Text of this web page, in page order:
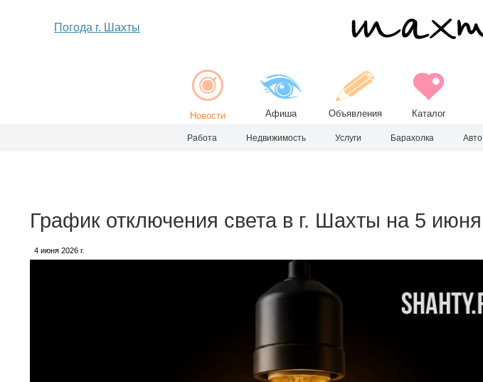
Погода г. Шахты
Новости Афиша Объявления Каталог
Работа Недвижимость Услуги Барахолка Авто
График отключения света в г. Шахты на 5 июня
4 июня 2026 г.